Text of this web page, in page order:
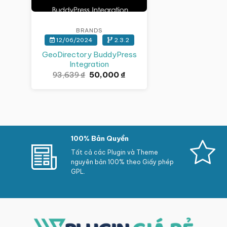
BRANDS
12/06/2024 2.3.2
GeoDirectory BuddyPress
Integration
93,639₫ Giá
50,000 ₫Giá
100% Bản Quyền
Tất cả các Plugin và Theme
nguyên bản 100% theo Giấy phép
GPL.